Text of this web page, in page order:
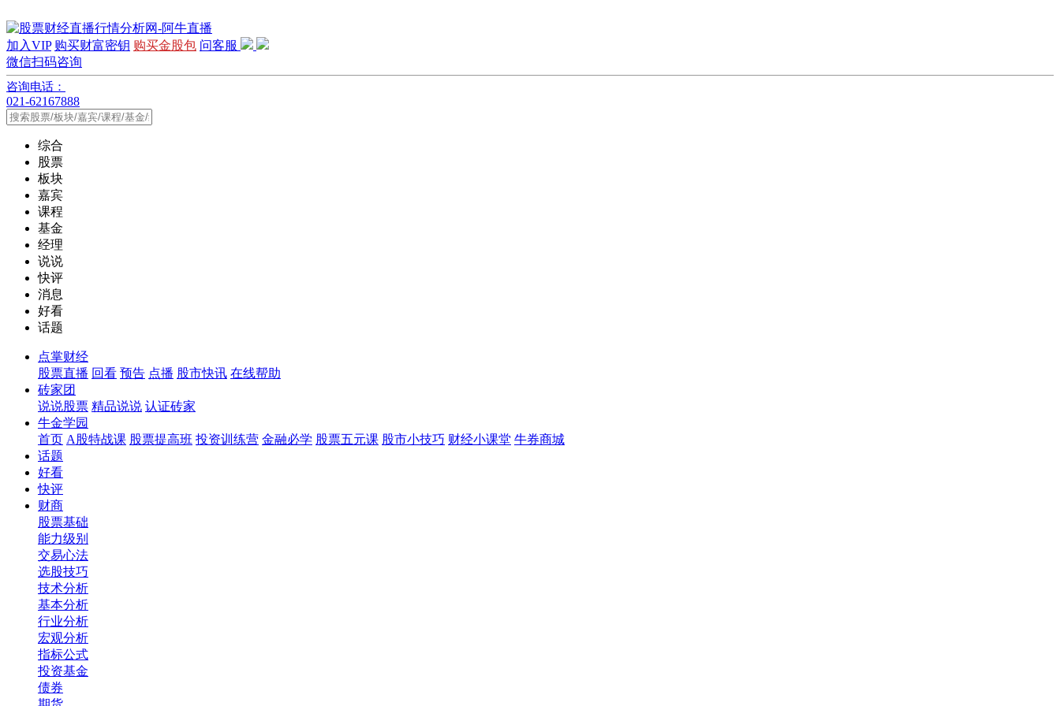
加入VIP 购买财富密钥 购买金股包 问客服
微信扫码咨询
咨询电话：
021-62167888
综合
股票
板块
嘉宾
课程
基金
经理
说说
快评
消息
好看
话题
点掌财经
股票直播 回看 预告 点播 股市快讯 在线帮助
砖家团
说说股票 精品说说 认证砖家
牛金学园
首页 A股特战课 股票提高班 投资训练营 金融必学 股票五元课 股市小技巧 财经小课堂 牛券商城
话题
好看
快评
财商
股票基础
能力级别
交易心法
选股技巧
技术分析
基本分析
行业分析
宏观分析
指标公式
投资基金
债券